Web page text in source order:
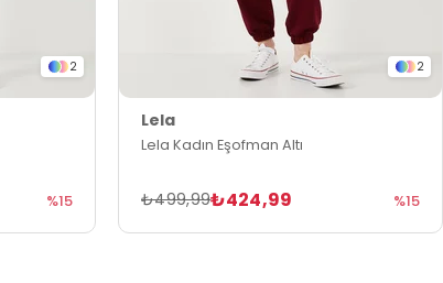
2
%15
2
Lela
Lela Kadın Eşofman Altı
₺424,99
₺499,99 %15